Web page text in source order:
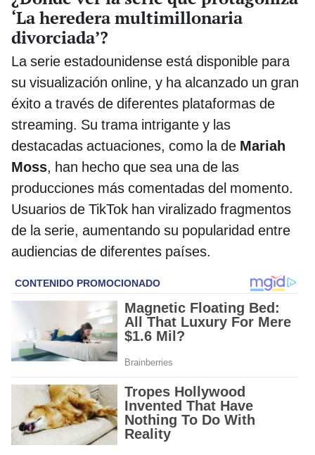
‘La heredera multimillonaria
divorciada’?
La serie estadounidense está disponible para
su visualización online, y ha alcanzado un gran
éxito a través de diferentes plataformas de
streaming. Su trama intrigante y las
destacadas actuaciones, como la de Mariah
Moss, han hecho que sea una de las
producciones más comentadas del momento.
Usuarios de TikTok han viralizado fragmentos
de la serie, aumentando su popularidad entre
audiencias de diferentes países.